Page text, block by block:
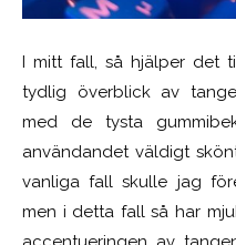
I mitt fall, så hjälper det
tydlig överblick av
med de tysta
användandet väldigt
vanliga fall skulle jag
men i detta fall så har